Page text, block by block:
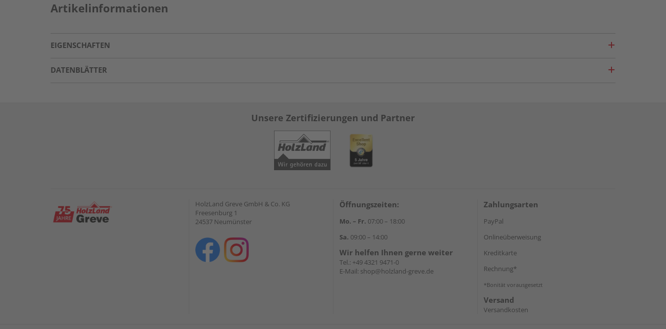
Artikelinformationen
EIGENSCHAFTEN
DATENBLÄTTER
Unsere Zertifizierungen und Partner
HolzLand Greve GmbH & Co. KG
Freesenburg 1
24537 Neumünster
Öffnungszeiten:
Mo. – Fr. 07:00 – 18:00
Sa. 09:00 – 14:00
Wir helfen Ihnen gerne weiter
Tel.: +49 4321 9471-0
E-Mail: shop@holzland-greve.de
Zahlungsarten
PayPal
Onlineüberweisung
Kreditkarte
Rechnung*
*Bonität vorausgesetzt
Versand
Versandkosten